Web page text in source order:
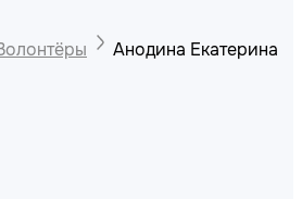
Анодина Екатерина